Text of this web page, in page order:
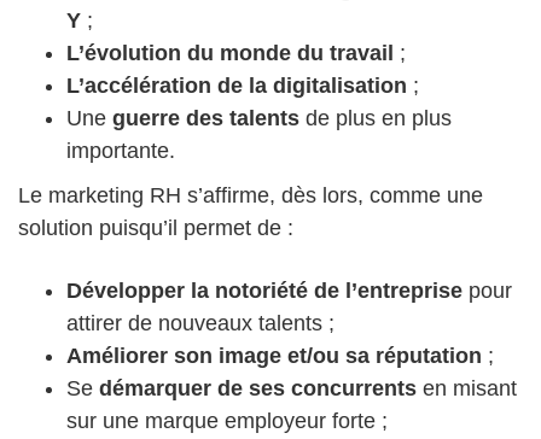
Y ;
L’évolution du monde du travail ;
L’accélération de la digitalisation ;
Une guerre des talents de plus en plus
importante.
Le marketing RH s’affirme, dès lors, comme une
solution puisqu’il permet de :
Développer la notoriété de l’entreprise pour
attirer de nouveaux talents ;
Améliorer son image et/ou sa réputation ;
Se démarquer de ses concurrents en misant
sur une marque employeur forte ;